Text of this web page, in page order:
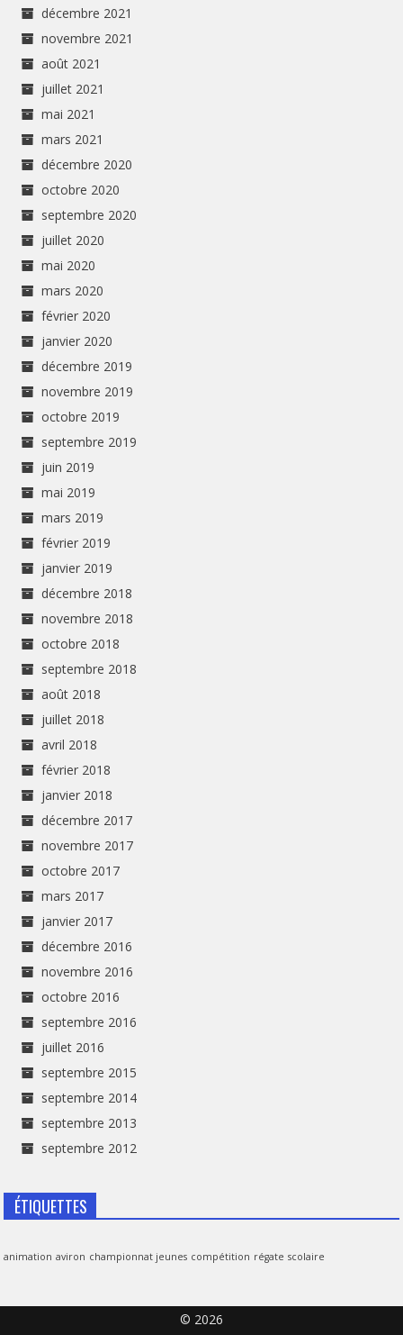
décembre 2021
novembre 2021
août 2021
juillet 2021
mai 2021
mars 2021
décembre 2020
octobre 2020
septembre 2020
juillet 2020
mai 2020
mars 2020
février 2020
janvier 2020
décembre 2019
novembre 2019
octobre 2019
septembre 2019
juin 2019
mai 2019
mars 2019
février 2019
janvier 2019
décembre 2018
novembre 2018
octobre 2018
septembre 2018
août 2018
juillet 2018
avril 2018
février 2018
janvier 2018
décembre 2017
novembre 2017
octobre 2017
mars 2017
janvier 2017
décembre 2016
novembre 2016
octobre 2016
septembre 2016
juillet 2016
septembre 2015
septembre 2014
septembre 2013
septembre 2012
ÉTIQUETTES
animation aviron championnat jeunes compétition régate scolaire
© 2026